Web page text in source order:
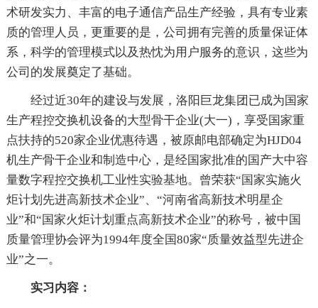
术研发实力、丰富的电子通信产品生产经验，具有专业素
质的管理人员，更重要的是，公司拥有完善的质量保证体
系，科学的管理模式以及热忱为用户服务的意识，这些为
公司的发展奠定了基础。
经过近30年的建设与发展，洛阳巨龙集团已成为国家
生产程控交换机设备的大型骨干企业(大一)，享受国家重
点扶持的520家企业优惠待遇，被原邮电部确定为HJD04
机生产骨干企业和制造中心，是经国家批准的国产大中容
量数字程控交换机工业性实验基地。曾荣获“国家实施火
炬计划先进高新技术企业”、“河南省高新技术明星企
业”和“国家火炬计划重点高新技术企业”的称号，被中国
质量管理协会评为1994年度全国80家“质量效益型先进企
业”之一。
实习内容：